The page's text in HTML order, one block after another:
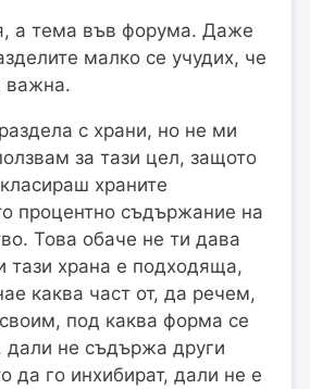
а тема във форума. Даже
малко се учудих, че
важна.
с храни, но не ми
за тази цел, защото
храните
процентно съдържание на
Това обаче не ти дава
тази храна е подходяща,
каква част от, да речем,
под каква форма се
не съдържа други
да го инхибират, дали не е